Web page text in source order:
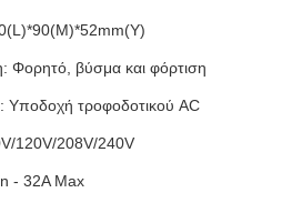
Φορητό, βύσμα και φόρτιση
Υποδοχή τροφοδοτικού AC
120V/208V/240V
- 32A Max